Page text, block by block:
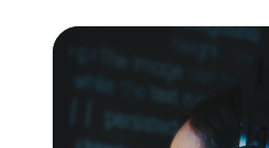
Средства
коллективной